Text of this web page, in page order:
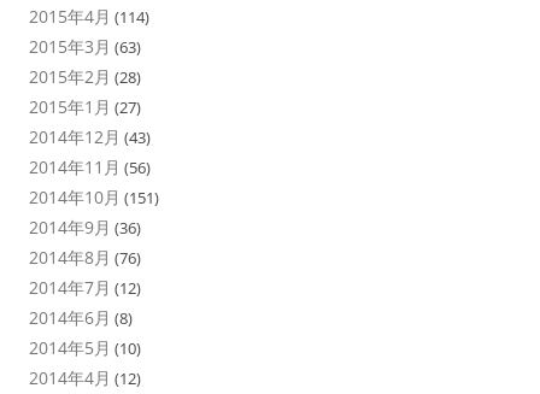
2015年4月 (114)
2015年3月 (63)
2015年2月 (28)
2015年1月 (27)
2014年12月 (43)
2014年11月 (56)
2014年10月 (151)
2014年9月 (36)
2014年8月 (76)
2014年7月 (12)
2014年6月 (8)
2014年5月 (10)
2014年4月 (12)